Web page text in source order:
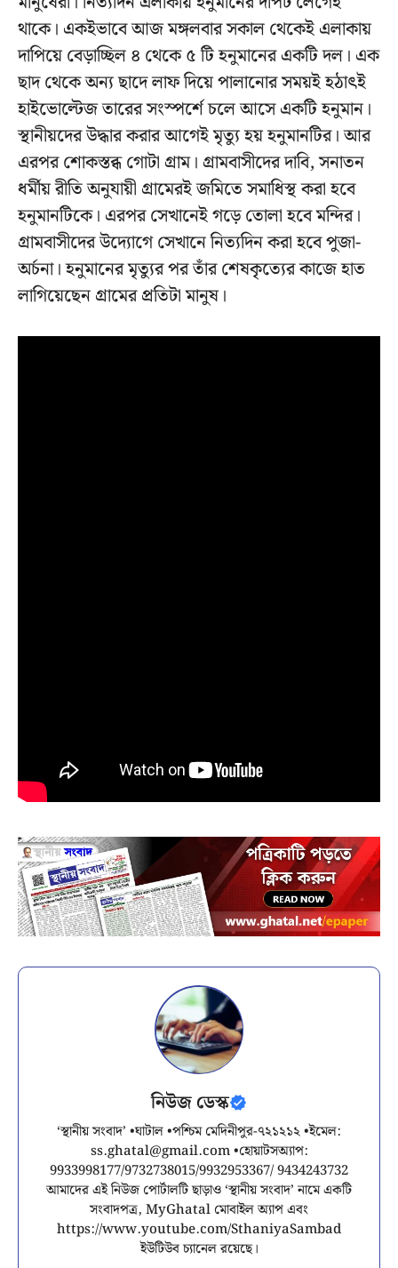
থাকে। একইভাবে আজ মঙ্গলবার সকাল থেকেই এলাকায়
দাপিয়ে বেড়াচ্ছিল ৪ থেকে ৫ টি হনুমানের একটি দল। এক
ছাদ থেকে অন্য ছাদে লাফ দিয়ে পালানোর সময়ই হঠাৎই
হাইভোল্টেজ তারের সংস্পর্শে চলে আসে একটি হনুমান।
স্থানীয়দের উদ্ধার করার আগেই মৃত্যু হয় হনুমানটির। আর
এরপর শোকস্তব্ধ গোটা গ্রাম। গ্রামবাসীদের দাবি, সনাতন
ধর্মীয় রীতি অনুযায়ী গ্রামেরই জমিতে সমাধিস্থ করা হবে
হনুমানটিকে। এরপর সেখানেই গড়ে তোলা হবে মন্দির।
গ্রামবাসীদের উদ্যোগে সেখানে নিত্যদিন করা হবে পুজা-
অর্চনা। হনুমানের মৃত্যুর পর তাঁর শেষকৃত্যের কাজে হাত
লাগিয়েছেন গ্রামের প্রতিটা মানুষ।
নিউজ ডেস্ক
‘স্থানীয় সংবাদ’ •ঘাটাল •পশ্চিম মেদিনীপুর-৭২১২১২ •ইমেল:
ss.ghatal@gmail.com•হোয়াটসঅ্যাপ:
9933998177/9732738015/9932953367/ 9434243732
আমাদের এই নিউজ পোর্টালটি ছাড়াও ‘স্থানীয় সংবাদ’ নামে একটি
সংবাদপত্র, MyGhatal মোবাইল অ্যাপ এবং
https://www.youtube.com/SthaniyaSambad
ইউটিউব চ্যানেল রয়েছে।